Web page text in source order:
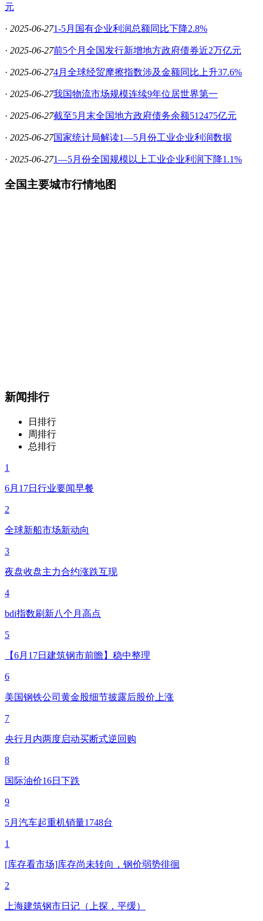
元
· 2025-06-271-5月国有企业利润总额同比下降2.8%
· 2025-06-27前5个月全国发行新增地方政府债券近2万亿元
· 2025-06-274月全球经贸摩擦指数涉及金额同比上升37.6%
· 2025-06-27我国物流市场规模连续9年位居世界第一
· 2025-06-27截至5月末全国地方政府债务余额512475亿元
· 2025-06-27国家统计局解读1—5月份工业企业利润数据
· 2025-06-271—5月份全国规模以上工业企业利润下降1.1%
全国主要城市行情地图
新闻排行
日排行
周排行
总排行
1
6月17日行业要闻早餐
2
全球新船市场新动向
3
夜盘收盘主力合约涨跌互现
4
bdi指数刷新八个月高点
5
【6月17日建筑钢市前瞻】稳中整理
6
美国钢铁公司黄金股细节披露后股价上涨
7
央行月内两度启动买断式逆回购
8
国际油价16日下跌
9
5月汽车起重机销量1748台
1
[库存看市场]库存尚未转向，钢价弱势徘徊
2
上海建筑钢市日记（上探，平缓）